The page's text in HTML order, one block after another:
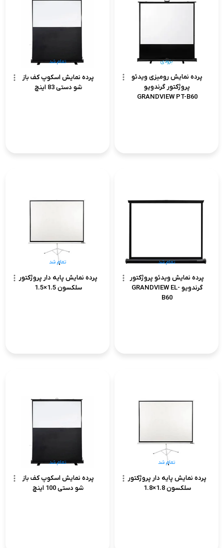
پرده نمایش رومیزی ویدئو
پروژکتور گرندویو
GRANDVIEW PT-B60
بزودی
پرده نمایش اسکوپ کف باز
شو دستی 83 اینچ
تمام شد
پرده نمایش ویدئو پروژکتور
گرندویو GRANDVIEW EL-
B60
تمام شد
پرده نمایش پایه دار پروژکتور
سلکسون 1.5×1.5
تمام شد
پرده نمایش پایه دار پروژکتور
سلکسون 1.8×1.8
تمام شد
پرده نمایش اسکوپ کف باز
شو دستی 100 اینچ
تمام شد